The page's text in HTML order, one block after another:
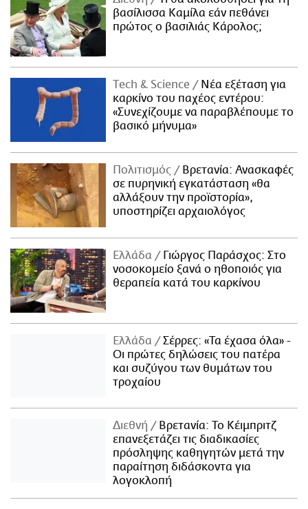
βασίλισσα Καμίλα εάν πεθάνει
πρώτος ο βασιλιάς Κάρολος;
Τech & Science
Νέα εξέταση για
καρκίνο του παχέος εντέρου:
«Συνεχίζουμε να παραβλέπουμε το
βασικό μήνυμα»
Πολιτισμός
Βρετανία: Ανασκαφές
σε πυρηνική εγκατάσταση «θα
αλλάξουν την προϊστορία»,
υποστηρίζει αρχαιολόγος
Ελλάδα
Γιώργος Παράσχος: Στο
νοσοκομείο ξανά ο ηθοποιός για
θεραπεία κατά του καρκίνου
Ελλάδα
Σέρρες: «Τα έχασα όλα» -
Οι πρώτες δηλώσεις του πατέρα
και συζύγου των θυμάτων του
τροχαίου
Διεθνή
Βρετανία: Το Κέιμπριτζ
επανεξετάζει τις διαδικασίες
πρόσληψης καθηγητών μετά την
παραίτηση διδάσκοντα για
λογοκλοπή